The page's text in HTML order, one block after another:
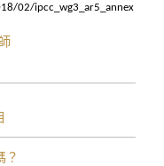
02/ipcc_wg3_ar5_annex
？